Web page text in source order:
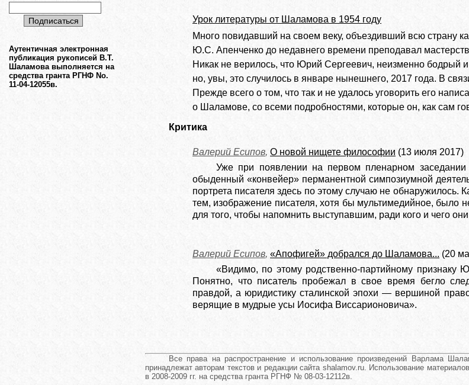
Аутентичная электронная
публикация рукописей В.Т.
Шаламова выполняется на
средства гранта РГНФ No.
11-04-12055в.
Урок литературы от Шаламова в 1954 году
Много повидавший на своем веку, объездивший всю страну
Ю.С. Апенченко до недавнего времени преподавал
Никак не верилось, что Юрий Сергеевич, неизменно бодрый
но, увы, это случилось в январе нынешнего, 2017 года. В
Прежде всего о том, что так и не удалось уговорить его
о Шаламове, со всеми подробностями, которые он, как сам
Критика
Валерий Есипов, О новой нищете философии (13 июля 2017)
Уже при появлении на первом пленарном
обыденный «конвейер» перманентной симпозиумной
портрета писателя здесь по этому случаю не
тем, изображение писателя, хотя бы мультимедийное, было
для того, чтобы напомнить выступавшим, ради кого и чего
Валерий Есипов, «Апофигей» добрался до Шаламова... (20
«Видимо, по этому родственно-партийному признаку
Понятно, что писатель пробежал в свое время бегло
правдой, а юридистику сталинской эпохи — вершиной
верящие в мудрые усы Иосифа Виссарионовича».
Все права на распространение и использование произведений Варлама
принадлежат авторам текстов и редакции сайта shalamov.ru. Использование
в 2008-2009 гг. на средства гранта РГНФ № 08-03-12112в.